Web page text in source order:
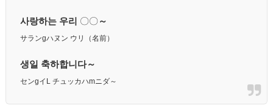
사랑하는 우리 〇〇～
サランgハヌン ウリ（名前）
생일 축하합니다～
センgイL チュッカハmニダ～